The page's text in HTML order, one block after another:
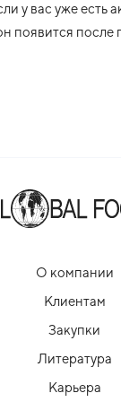
у вас уже есть
появится после
О компании
Клиентам
Закупки
Литература
Карьера